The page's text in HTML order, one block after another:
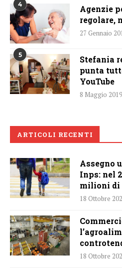
4
Agenzie
regolare,
27 Gennaio
5
Stefania
punta
YouTube
8 Maggio 2019
ARTICOLI RECENTI
Assegno
Inps: nel
milioni di
18 Ottobre
18 Ottobre